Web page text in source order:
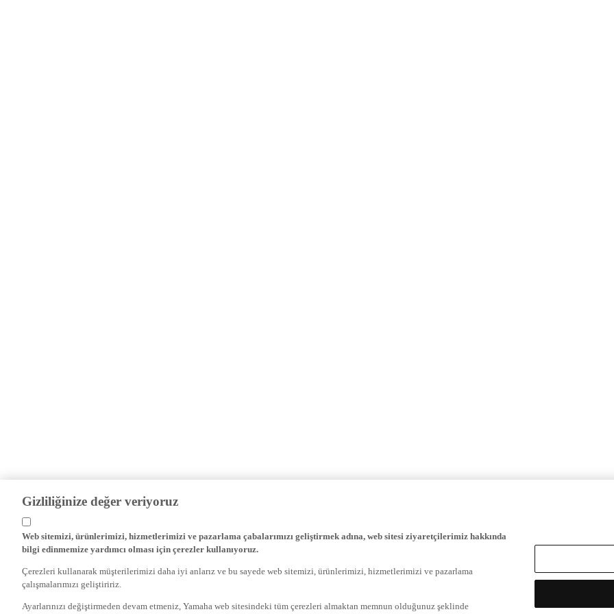
Gizliliğinize değer veriyoruz
Web sitemizi, ürünlerimizi, hizmetlerimizi ve pazarlama çabalarımızı geliştirmek adına, web sitesi ziyaretçilerimiz hakkında
bilgi edinmemize yardımcı olması için çerezler kullanıyoruz.
Çerezleri kullanarak müşterilerimizi daha iyi anlarız ve bu sayede web sitemizi, ürünlerimizi, hizmetlerimizi ve pazarlama
çalışmalarımızı geliştiririz.
Ayarlarınızı değiştirmeden devam etmeniz, Yamaha web sitesindeki tüm çerezleri almaktan memnun olduğunuz şeklinde